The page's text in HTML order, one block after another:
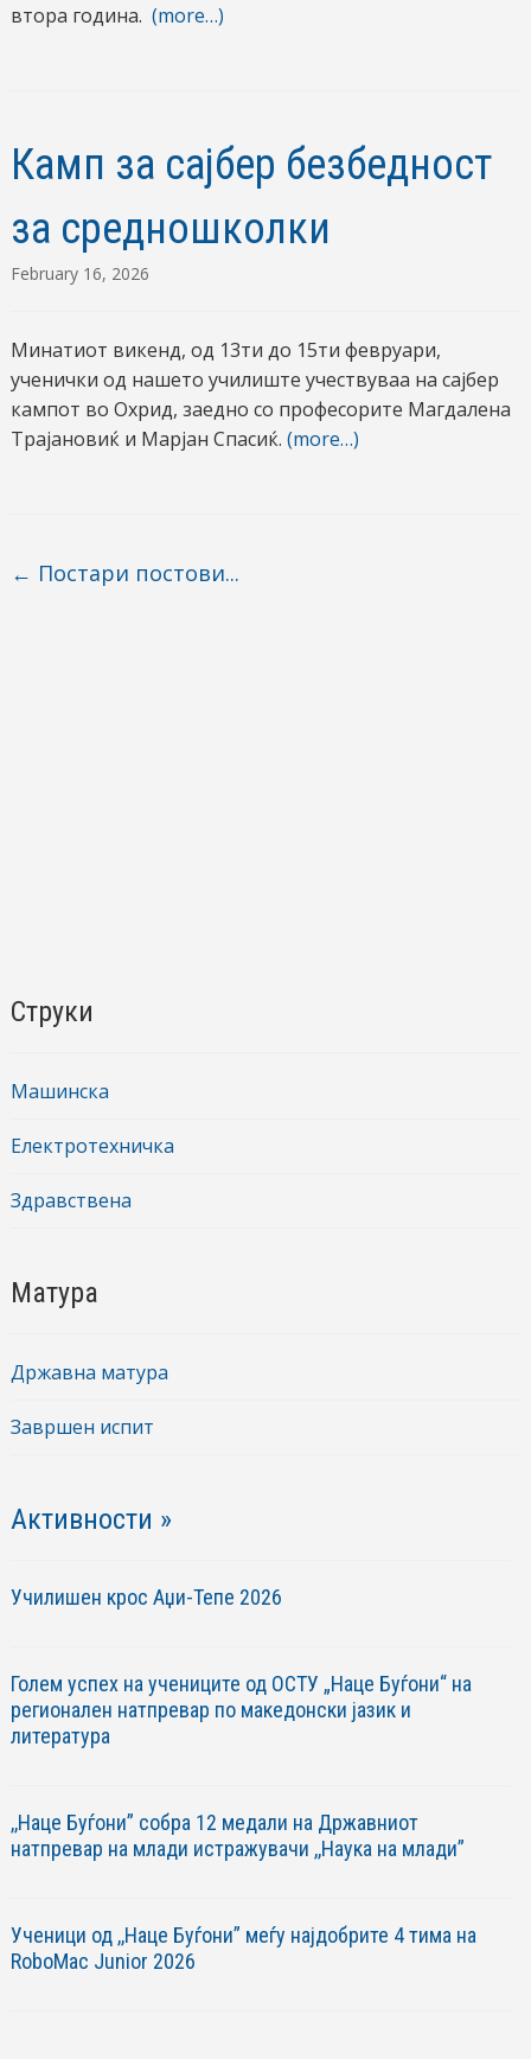
втора година. (more…)
Камп за сајбер безбедност
за средношколки
February 16, 2026
Минатиот викенд, од 13ти до 15ти февруари,
ученички од нашето училиште учествуваа на сајбер
кампот во Охрид, заедно со професорите Магдалена
Трајановиќ и Марјан Спасиќ. (more…)
Post navigation
← Постари постови...
Струки
Машинска
Електротехничка
Здравствена
Матура
Државна матура
Завршен испит
Активности »
Училишен крос Аџи-Тепе 2026
Голем успех на учениците од ОСТУ „Наце Буѓони“ на
регионален натпревар по македонски јазик и
литература
,,Наце Буѓони” собра 12 медали на Државниот
натпревар на млади истражувачи ,,Наука на млади”
Ученици од ,,Наце Буѓони” меѓу најдобрите 4 тима на
RoboМac Junior 2026